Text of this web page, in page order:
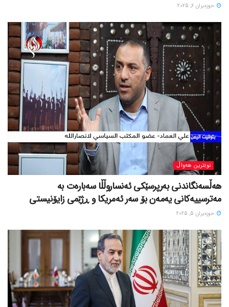
حوزه‌یران 6, 2025
نوێترین هەواڵ
هەڵسەنگاندنی بەرپرسێکی ئەنساروڵڵا سەبارەت بە
مەترسییەکانی یەمەن بۆ سەر ئەمریکا و ڕژێمی زایۆنیستی
حوزه‌یران 5, 2025